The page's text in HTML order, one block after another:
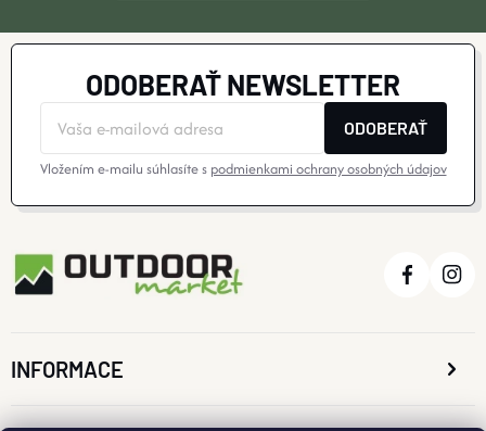
ODOBERAŤ NEWSLETTER
ODOBERAŤ
Vložením e-mailu súhlasíte s podmienkami ochrany osobných údajov
INFORMACE